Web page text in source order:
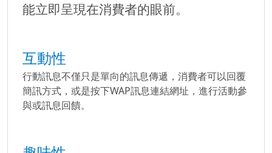
能立即呈現在消費者的眼前。
互動性
行動訊息不僅只是單向的訊息傳遞，消費者可以回覆
簡訊方式，或是按下WAP訊息連結網址，進行活動參
與或訊息回饋。